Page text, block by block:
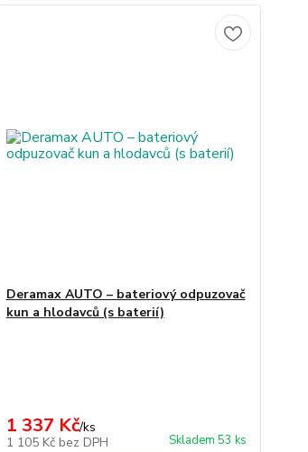
Deramax AUTO – bateriový odpuzovač
kun a hlodavců (s baterií)
1 337 Kč/ks
1 105 Kč bez DPH Skladem 53 ks